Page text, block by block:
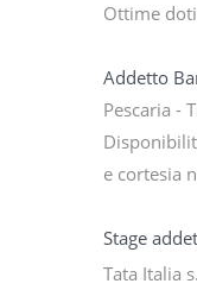
Ottime
Addetto
Pescaria -
e cortesia
Stage
Tata Italia